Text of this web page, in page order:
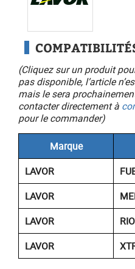
(Cliquez sur un produit
pas disponible, l’article
mais le sera
contacter directement à
pour le commander)
Marque
LAVOR
LAVOR
LAVOR
LAVOR